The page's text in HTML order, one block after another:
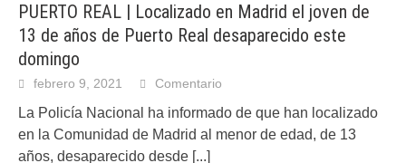
PUERTO REAL | Localizado en Madrid el joven de
13 de años de Puerto Real desaparecido este
domingo
febrero 9, 2021 Comentario
La Policía Nacional ha informado de que han localizado
en la Comunidad de Madrid al menor de edad, de 13
años, desaparecido desde [...]